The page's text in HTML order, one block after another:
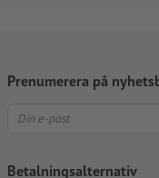
Prenumerera på
Betalningsalternativ